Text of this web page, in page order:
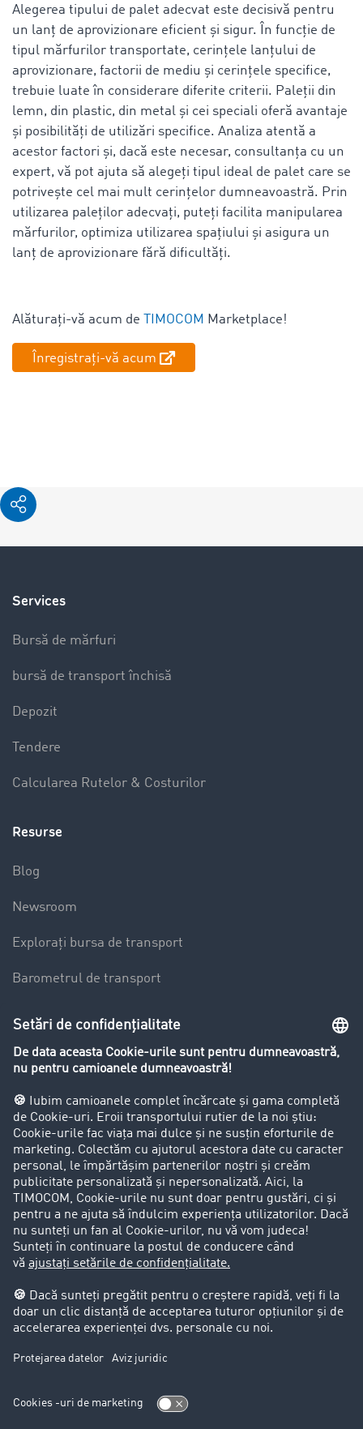
Alegerea tipului de palet adecvat este decisivă pentru
un lanț de aprovizionare eficient și sigur. În funcție de
tipul mărfurilor transportate, cerințele lanțului de
aprovizionare, factorii de mediu și cerințele specifice,
trebuie luate în considerare diferite criterii. Paleții din
lemn, din plastic, din metal și cei speciali oferă avantaje
și posibilități de utilizări specifice. Analiza atentă a
acestor factori și, dacă este necesar, consultanța cu un
expert, vă pot ajuta să alegeți tipul ideal de palet care se
potrivește cel mai mult cerințelor dumneavoastră. Prin
utilizarea paleților adecvați, puteți facilita manipularea
mărfurilor, optimiza utilizarea spațiului și asigura un
lanț de aprovizionare fără dificultăți.
Alăturați-vă acum de TIMOCOM Marketplace!
Înregistrați-vă acum
Services
Bursă de mărfuri
bursă de transport închisă
Depozit
Tendere
Calcularea Rutelor & Costurilor
Resurse
Blog
Newsroom
Explorați bursa de transport
Barometrul de transport
Lexicon de Transport
Restricții de circulație pentru autocamioane
Firma
Success Stories
Clienții aduc clienți
Aspecte legale
Impressum
Protecția datelor
Cookie-Einstellungen
Support